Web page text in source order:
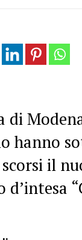
di
hanno
il
d’intesa